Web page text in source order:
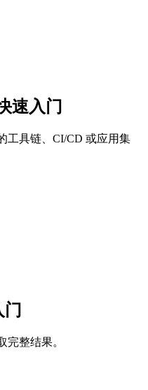
速入门
工具链、CI/CD 或应用集
完整结果。